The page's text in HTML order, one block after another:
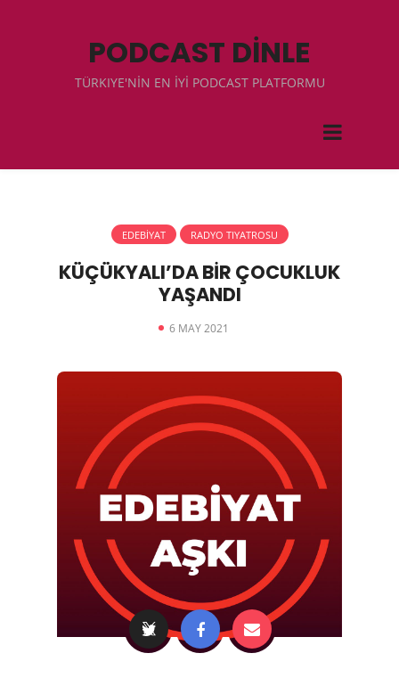
PODCAST DİNLE
TÜRKIYE'NİN EN İYİ PODCAST PLATFORMU
EDEBİYAT RADYO TIYATROSU
KÜÇÜKYALI’DA BİR ÇOCUKLUK
YAŞANDI
6 MAY 2021